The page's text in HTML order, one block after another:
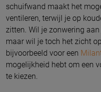
schuifwand maakt het
ventileren, terwijl je op
zitten. Wil je zonwering
maar wil je toch het zicht
bijvoorbeeld voor een
mogelijkheid hebt om een
te kiezen.